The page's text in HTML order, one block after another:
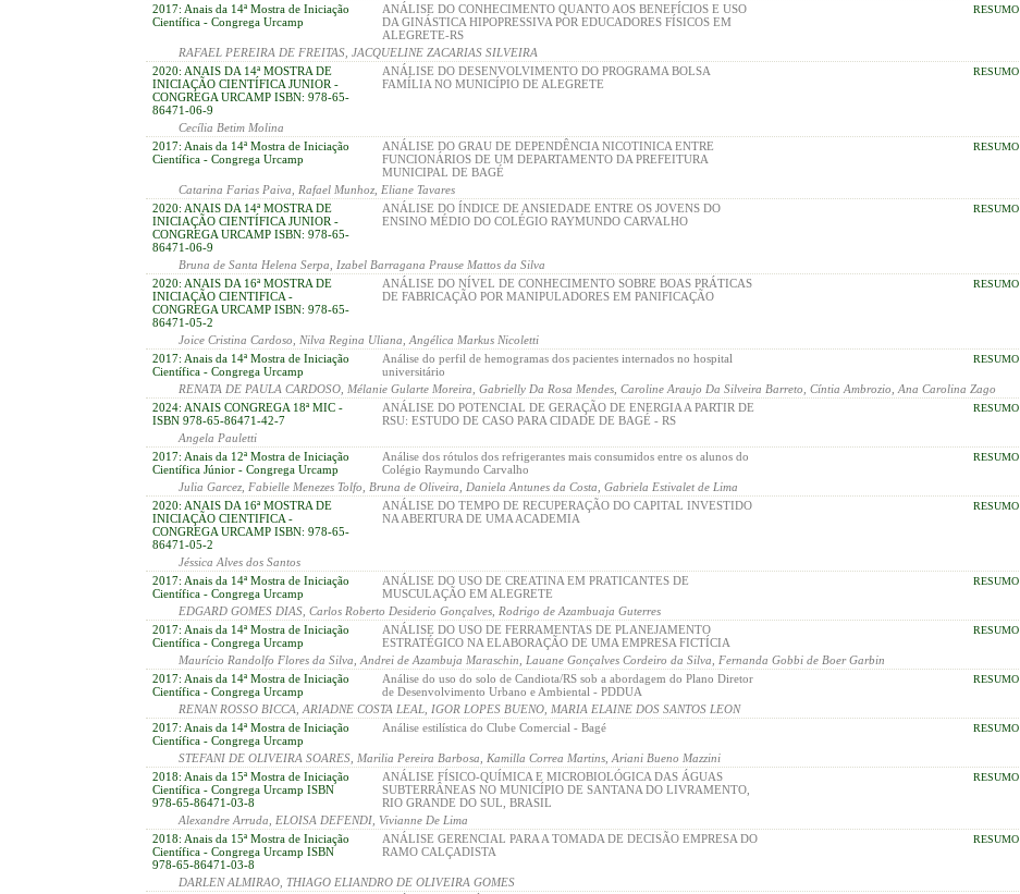
2017: Anais da 14ª Mostra de Iniciação
Científica - Congrega Urcamp
ANÁLISE DO CONHECIMENTO QUANTO AOS BENEFÍCIOS E USO
DA GINÁSTICA HIPOPRESSIVA POR EDUCADORES FÍSICOS EM
ALEGRETE-RS
RESUMO
RAFAEL PEREIRA DE FREITAS, JACQUELINE ZACARIAS SILVEIRA
2020: ANAIS DA 14ª MOSTRA DE
INICIAÇÃO CIENTÍFICA JUNIOR -
CONGREGA URCAMP ISBN: 978-65-
86471-06-9
ANÁLISE DO DESENVOLVIMENTO DO PROGRAMA BOLSA
FAMÍLIA NO MUNICÍPIO DE ALEGRETE
RESUMO
Cecília Betim Molina
2017: Anais da 14ª Mostra de Iniciação
Científica - Congrega Urcamp
ANÁLISE DO GRAU DE DEPENDÊNCIA NICOTINICA ENTRE
FUNCIONÁRIOS DE UM DEPARTAMENTO DA PREFEITURA
MUNICIPAL DE BAGÉ
RESUMO
Catarina Farias Paiva, Rafael Munhoz, Eliane Tavares
2020: ANAIS DA 14ª MOSTRA DE
INICIAÇÃO CIENTÍFICA JUNIOR -
CONGREGA URCAMP ISBN: 978-65-
86471-06-9
ANÁLISE DO ÍNDICE DE ANSIEDADE ENTRE OS JOVENS DO
ENSINO MÉDIO DO COLÉGIO RAYMUNDO CARVALHO
RESUMO
Bruna de Santa Helena Serpa, Izabel Barragana Prause Mattos da Silva
2020: ANAIS DA 16ª MOSTRA DE
INICIAÇÃO CIENTIFICA -
CONGREGA URCAMP ISBN: 978-65-
86471-05-2
ANÁLISE DO NÍVEL DE CONHECIMENTO SOBRE BOAS PRÁTICAS
DE FABRICAÇÃO POR MANIPULADORES EM PANIFICAÇÃO
RESUMO
Joice Cristina Cardoso, Nilva Regina Uliana, Angélica Markus Nicoletti
2017: Anais da 14ª Mostra de Iniciação
Científica - Congrega Urcamp
Análise do perfil de hemogramas dos pacientes internados no hospital
universitário
RESUMO
RENATA DE PAULA CARDOSO, Mélanie Gularte Moreira, Gabrielly Da Rosa Mendes, Caroline Araujo Da Silveira Barreto, Cíntia Ambrozio, Ana Carolina Zago
2024: ANAIS CONGREGA 18ª MIC -
ISBN 978-65-86471-42-7
ANÁLISE DO POTENCIAL DE GERAÇÃO DE ENERGIA A PARTIR DE
RSU: ESTUDO DE CASO PARA CIDADE DE BAGÉ - RS
RESUMO
Angela Pauletti
2017: Anais da 12ª Mostra de Iniciação
Científica Júnior - Congrega Urcamp
Análise dos rótulos dos refrigerantes mais consumidos entre os alunos do
Colégio Raymundo Carvalho
RESUMO
Julia Garcez, Fabielle Menezes Tolfo, Bruna de Oliveira, Daniela Antunes da Costa, Gabriela Estivalet de Lima
2020: ANAIS DA 16ª MOSTRA DE
INICIAÇÃO CIENTIFICA -
CONGREGA URCAMP ISBN: 978-65-
86471-05-2
ANÁLISE DO TEMPO DE RECUPERAÇÃO DO CAPITAL INVESTIDO
NA ABERTURA DE UMA ACADEMIA
RESUMO
Jéssica Alves dos Santos
2017: Anais da 14ª Mostra de Iniciação
Científica - Congrega Urcamp
ANÁLISE DO USO DE CREATINA EM PRATICANTES DE
MUSCULAÇÃO EM ALEGRETE
RESUMO
EDGARD GOMES DIAS, Carlos Roberto Desiderio Gonçalves, Rodrigo de Azambuaja Guterres
2017: Anais da 14ª Mostra de Iniciação
Científica - Congrega Urcamp
ANÁLISE DO USO DE FERRAMENTAS DE PLANEJAMENTO
ESTRATÉGICO NA ELABORAÇÃO DE UMA EMPRESA FICTÍCIA
RESUMO
Maurício Randolfo Flores da Silva, Andrei de Azambuja Maraschin, Lauane Gonçalves Cordeiro da Silva, Fernanda Gobbi de Boer Garbin
2017: Anais da 14ª Mostra de Iniciação
Científica - Congrega Urcamp
Análise do uso do solo de Candiota/RS sob a abordagem do Plano Diretor
de Desenvolvimento Urbano e Ambiental - PDDUA
RESUMO
RENAN ROSSO BICCA, ARIADNE COSTA LEAL, IGOR LOPES BUENO, MARIA ELAINE DOS SANTOS LEON
2017: Anais da 14ª Mostra de Iniciação
Científica - Congrega Urcamp
Análise estilística do Clube Comercial - Bagé RESUMO
STEFANI DE OLIVEIRA SOARES, Marilia Pereira Barbosa, Kamilla Correa Martins, Ariani Bueno Mazzini
2018: Anais da 15ª Mostra de Iniciação
Científica - Congrega Urcamp ISBN
978-65-86471-03-8
ANÁLISE FÍSICO-QUÍMICA E MICROBIOLÓGICA DAS ÁGUAS
SUBTERRÂNEAS NO MUNICÍPIO DE SANTANA DO LIVRAMENTO,
RIO GRANDE DO SUL, BRASIL
RESUMO
Alexandre Arruda, ELOISA DEFENDI, Vivianne De Lima
2018: Anais da 15ª Mostra de Iniciação
Científica - Congrega Urcamp ISBN
978-65-86471-03-8
ANÁLISE GERENCIAL PARA A TOMADA DE DECISÃO EMPRESA DO
RAMO CALÇADISTA
RESUMO
DARLEN ALMIRAO, THIAGO ELIANDRO DE OLIVEIRA GOMES